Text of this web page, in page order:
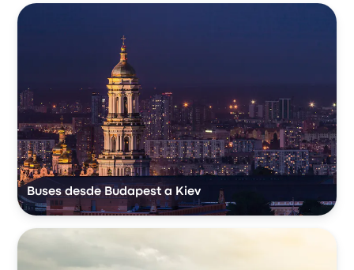
Buses desde Budapest a Kiev